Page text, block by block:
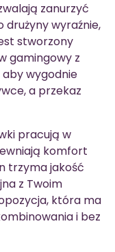
zanurzyć
drużyny wyraźnie,
stworzony
gamingowy z
wygodnie
a przekaz
pracują w
komfort
trzyma jakość
z Twoim
która ma
i bez